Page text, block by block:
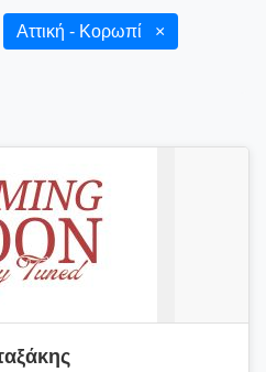
Αττική - Κορωπί ×